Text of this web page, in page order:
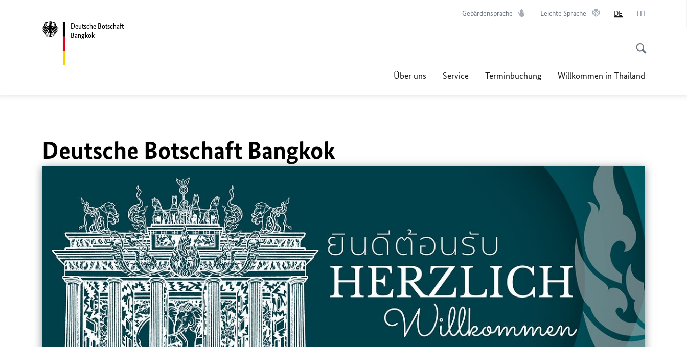
Deutsche Botschaft
Bangkok
Gebärdensprache Leichte Sprache DE TH
Über uns Service Terminbuchung Willkommen in Thailand
Deutsche Botschaft Bangkok